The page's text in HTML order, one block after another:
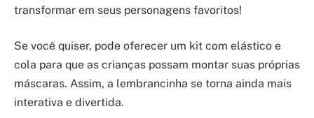
transformar em seus personagens favoritos!
Se você quiser, pode oferecer um kit com elástico e
cola para que as crianças possam montar suas próprias
máscaras. Assim, a lembrancinha se torna ainda mais
interativa e divertida.